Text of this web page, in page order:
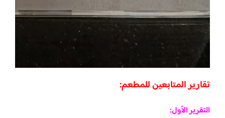
تقارير المتابعين للمطعم:
التقرير الأول: